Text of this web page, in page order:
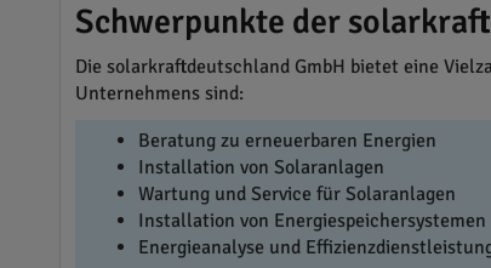
Schwerpunkte der
Die solarkraftdeutschland GmbH bietet eine
Unternehmens sind:
Beratung zu erneuerbaren Energien
Installation von Solaranlagen
Wartung und Service für Solaranlagen
Installation von Energiespeichersystemen
Energieanalyse und